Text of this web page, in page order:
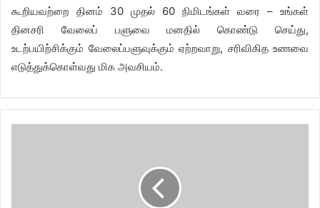
கூறியவற்றை தினம் 30 முதல் 60 நிமிடங்கள் வரை – உங்கள்
தினசரி வேலைப் பளுவை மனதில் கொண்டு செய்து,
உடற்பயிற்சிக்கும் வேலைப்பளுவுக்கும் ஏற்றவாறு, சரிவிகித உணவை
எடுத்துக்கொள்வது மிக அவசியம்.